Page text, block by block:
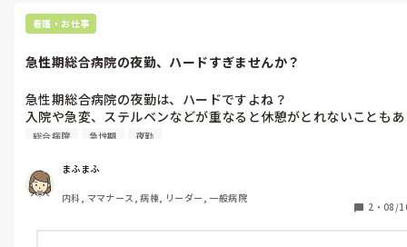
看護・お仕事
急性期総合病院の夜勤、ハードすぎませんか？
急性期総合病院の夜勤は、ハードですよね？
入院や急変、ステルベンなどが重なると休憩がとれないこともあ
ります。そんなもんですか？？
総合病院 急性期 夜勤
まふまふ
内科, ママナース, 病棟, リーダー, 一般病院
2 ・ 08/